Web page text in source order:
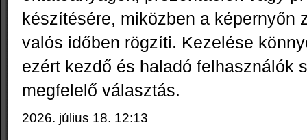
készítésére, miközben a képernyőn
valós időben rögzíti. Kezelése
ezért kezdő és haladó felhasználók
megfelelő választás.
2026. július 18. 12:13